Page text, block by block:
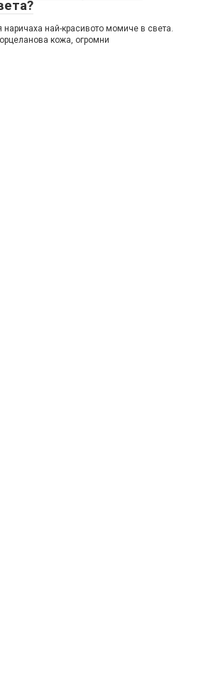
наричаха най-красивото момиче в света.
кожа, огромни